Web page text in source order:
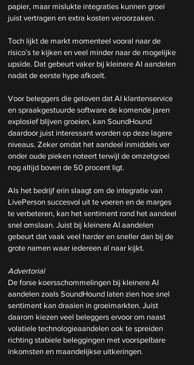
papier, maar mislukte integraties kunnen groei
juist vertragen en extra kosten veroorzaken.
Toch lijkt de markt momenteel vooral naar de
risico’s te kijken en veel minder naar de mogelijke
upside. Dat gebeurt vaker bij kleinere AI aandelen
nadat de eerste hype afkoelt.
Voor beleggers die geloven dat AI klantenservice
en spraakgestuurde software de komende jaren
explosief blijven groeien, kan SoundHound
daardoor juist interessant worden op deze lagere
niveaus. Zeker omdat het aandeel inmiddels ver
onder oude pieken noteert terwijl de omzetgroei
nog altijd boven de 50 procent ligt.
Als het bedrijf erin slaagt om de integratie van
LivePerson succesvol uit te voeren en de marges
te verbeteren, kan het sentiment rond het aandeel
snel omslaan. Juist bij kleinere AI aandelen
gebeurt dat vaak veel harder en sneller dan bij de
grote namen waar iedereen al naar kijkt.
Advertorial
De forse koersschommelingen bij kleinere AI
aandelen zoals SoundHound laten zien hoe snel
sentiment kan draaien in groeimarkten. Juist
daarom kiezen veel beleggers ervoor om naast
volatiele technologieaandelen ook te spreiden
richting stabiele beleggingen met voorspelbare
inkomsten en maandelijkse uitkeringen.